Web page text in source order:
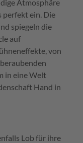
Atmosphäre
perfekt ein. Die
spiegeln die
auf
von
in eine Welt
Hand in
Lob für ihre